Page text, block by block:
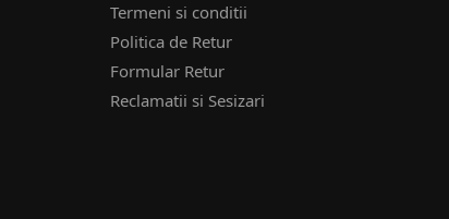
Termeni si conditii
Politica de Retur
Formular Retur
Reclamatii si Sesizari